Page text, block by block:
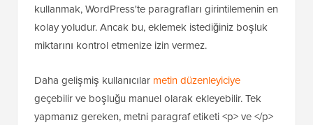
kullanmak, WordPress'te paragrafları girintilemenin en
kolay yoludur. Ancak bu, eklemek istediğiniz boşluk
miktarını kontrol etmenize izin vermez.
Daha gelişmiş kullanıcılar metin düzenleyiciye
geçebilir ve boşluğu manuel olarak ekleyebilir. Tek
yapmanız gereken, metni paragraf etiketi <p> ve </p>